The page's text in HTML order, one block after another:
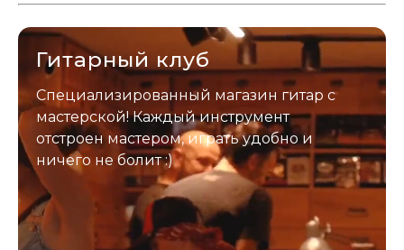
застрахован. Случись что -
Гитарный клуб
Специализированный магазин гитар с
мастерской! Каждый инструмент
отстроен мастером, играть удобно и
ничего не болит :)